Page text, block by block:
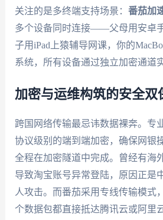
关注的是多终端支持场景： 番茄加
多个设备同时连接——父母用安卓
子用iPad上猿辅导网课，你的
系统，所有设备通过独立加密通道
加密与运维构筑的安全双
跨国网络传输最忌讳数据裸奔。专
协议级别的端到端加密，确保网银
全程在加密隧道中完成。曾经有海
导致淘宝账号异常登陆，原因正是
人攻击。而番茄采用专线传输模式
个数据包都直接抵达腾讯云或阿里